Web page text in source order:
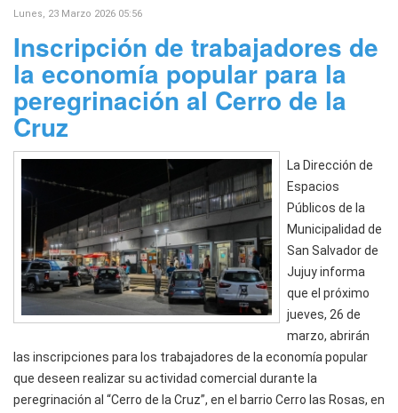
Lunes, 23 Marzo 2026 05:56
Inscripción de trabajadores de
la economía popular para la
peregrinación al Cerro de la
Cruz
La Dirección de
Espacios
Públicos de la
Municipalidad de
San Salvador de
Jujuy informa
que el próximo
jueves, 26 de
marzo, abrirán
las inscripciones para los trabajadores de la economía popular
que deseen realizar su actividad comercial durante la
peregrinación al “Cerro de la Cruz”, en el barrio Cerro las Rosas, en